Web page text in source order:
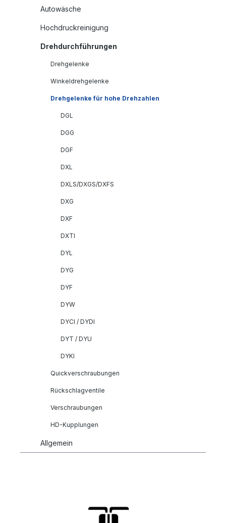
Autowäsche
Hochdruckreinigung
Drehdurchführungen
Drehgelenke
Winkeldrehgelenke
Drehgelenke für hohe Drehzahlen
DGL
DGG
DGF
DXL
DXLS/DXGS/DXFS
DXG
DXF
DXTI
DYL
DYG
DYF
DYW
DYCI / DYDI
DYT / DYU
DYKI
Quickverschraubungen
Rückschlagventile
Verschraubungen
HD-Kupplungen
Allgemein